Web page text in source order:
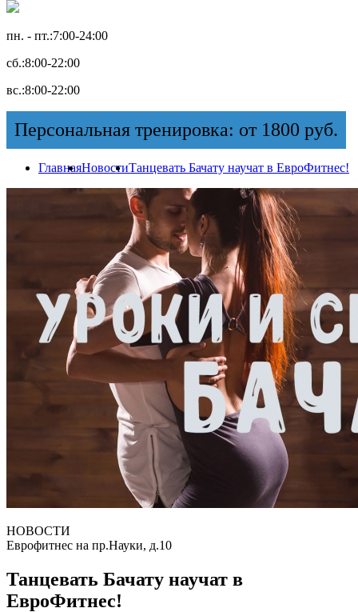
пн. - пт.:7:00-24:00
сб.:8:00-22:00
вс.:8:00-22:00
Персональная тренировка: от 1800 руб.
ГлавнаяНовостиТанцевать Бачату научат в ЕвроФитнес!
НОВОСТИ
Еврофитнес на пр.Науки, д.10
Танцевать Бачату научат в
ЕвроФитнес!